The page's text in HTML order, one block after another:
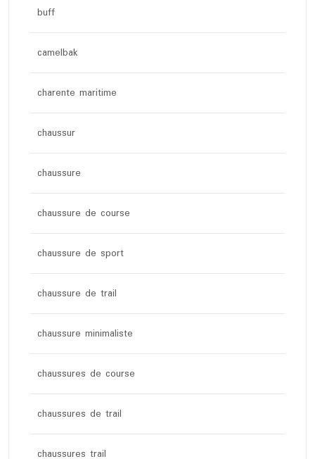
buff
camelbak
charente maritime
chaussur
chaussure
chaussure de course
chaussure de sport
chaussure de trail
chaussure minimaliste
chaussures de course
chaussures de trail
chaussures trail